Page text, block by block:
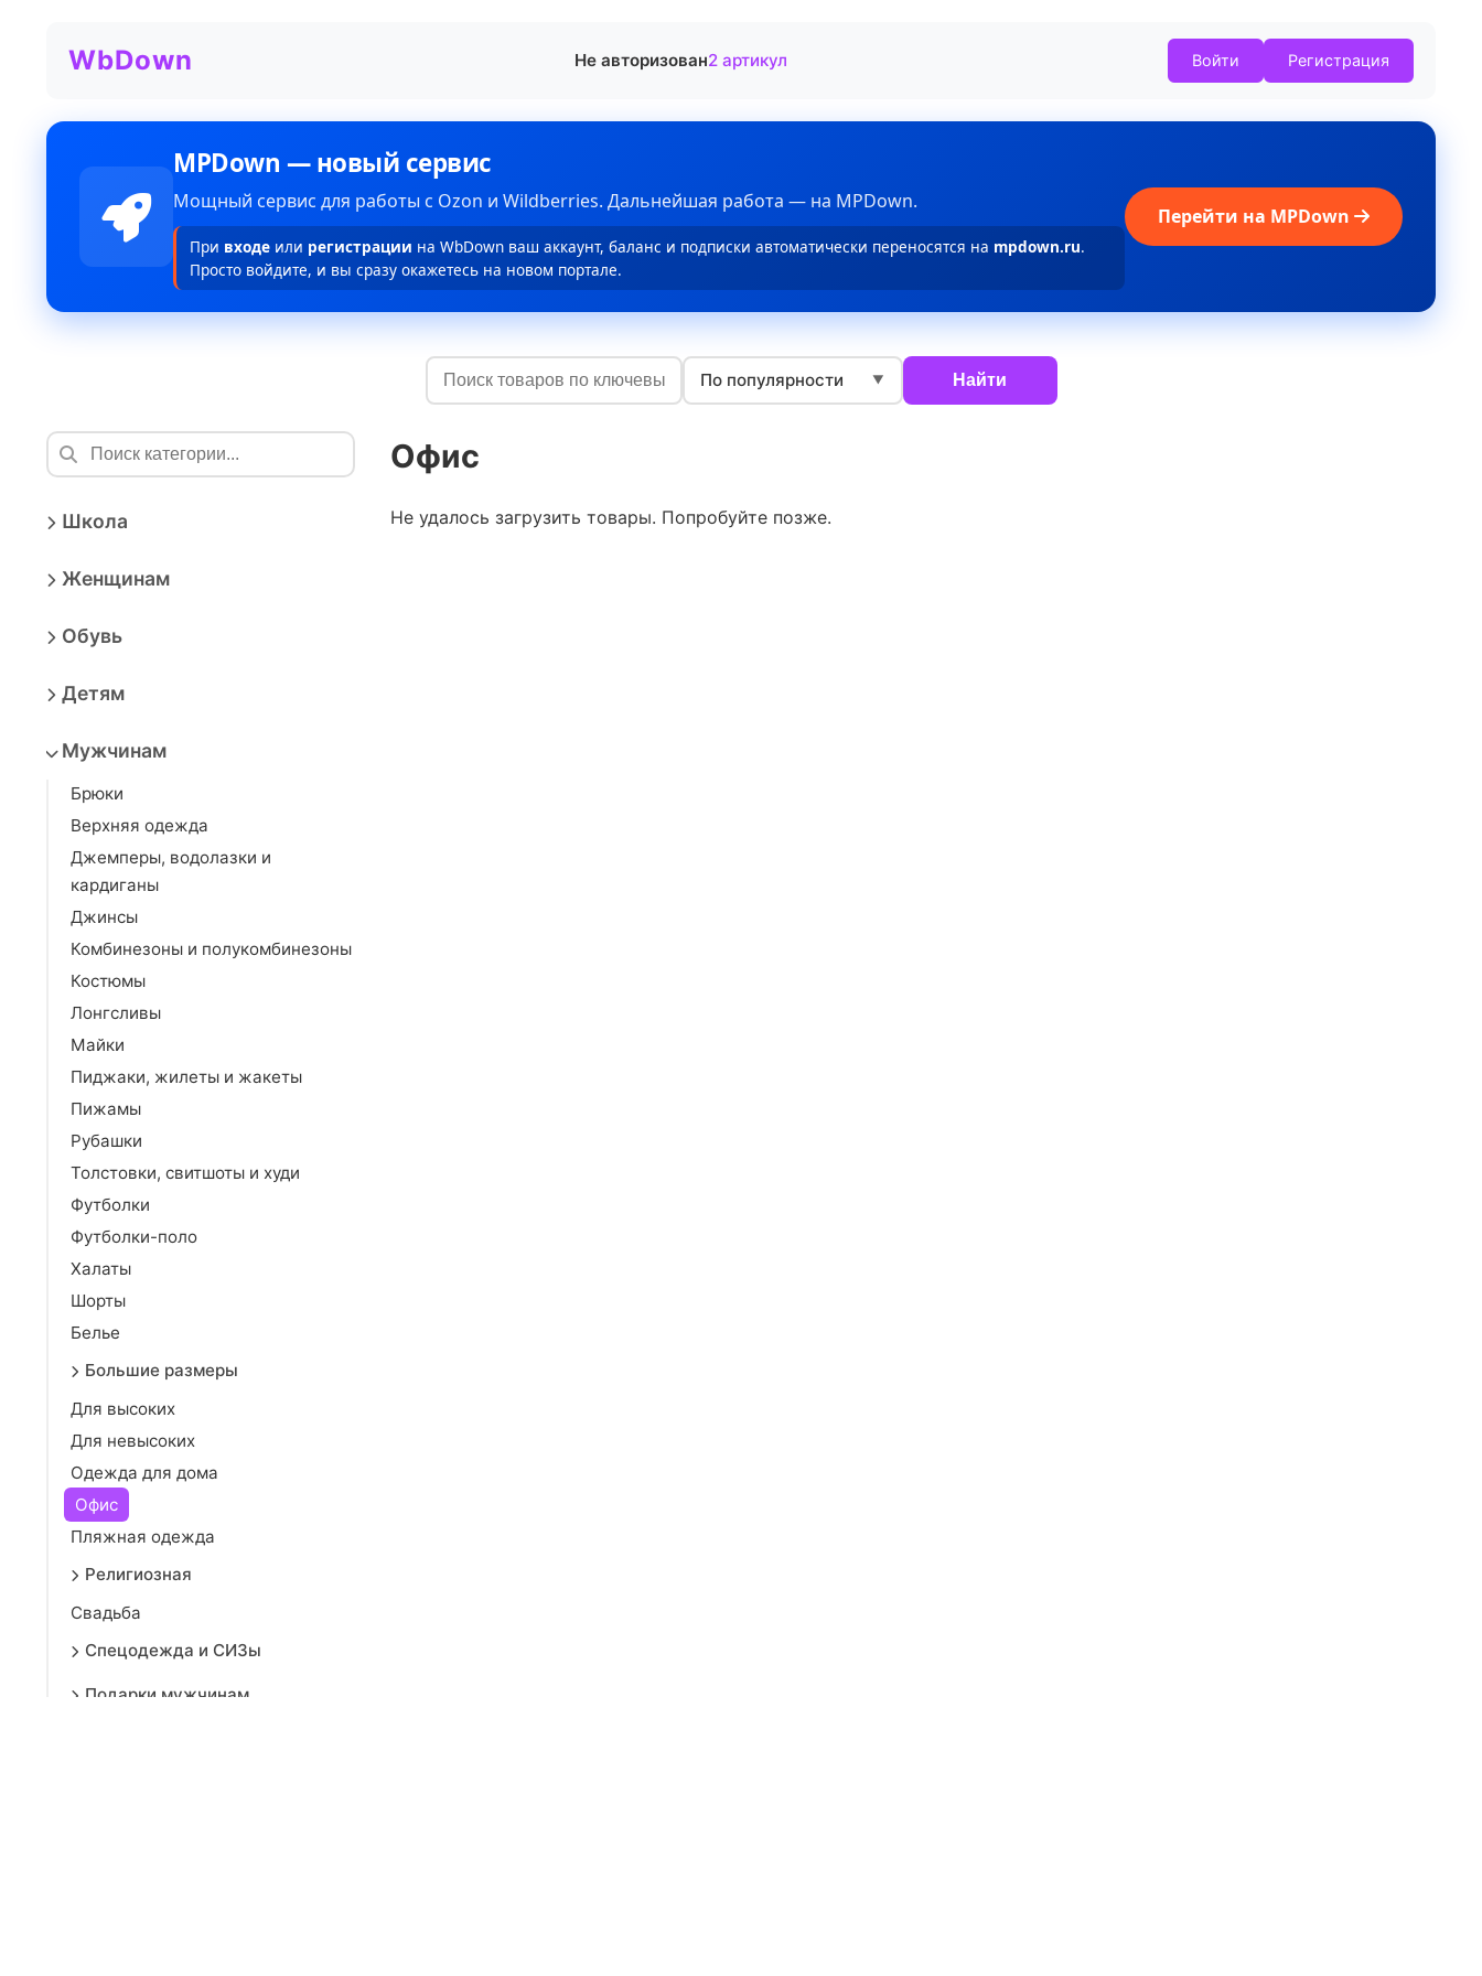
WbDown Не авторизован2 артикул Войти Регистрация
MPDown — новый сервис
Мощный сервис для работы с Ozon и Wildberries. Дальнейшая работа — на MPDown.
При входе или регистрации на WbDown ваш аккаунт, баланс и подписки автоматически переносятся на mpdown.ru.
Просто войдите, и вы сразу окажетесь на новом портале.
Перейти на MPDown
По популярности ▼ Найти
Школа
Женщинам
Обувь
Детям
Мужчинам
Брюки
Верхняя одежда
Джемперы, водолазки и
кардиганы
Джинсы
Комбинезоны и полукомбинезоны
Костюмы
Лонгсливы
Майки
Пиджаки, жилеты и жакеты
Пижамы
Рубашки
Толстовки, свитшоты и худи
Футболки
Футболки-поло
Халаты
Шорты
Белье
Большие размеры
Для высоких
Для невысоких
Одежда для дома
Офис
Пляжная одежда
Религиозная
Свадьба
Спецодежда и СИЗы
Подарки мужчинам
Офис
Не удалось загрузить товары. Попробуйте позже.